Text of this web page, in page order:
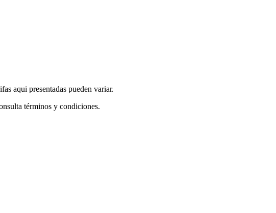
aqui presentadas pueden variar.
términos y condiciones.